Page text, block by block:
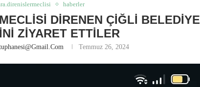
haberler
DIRENEN ÇIĞLI BELEDIYE
ZIYARET ETTILER
Temmuz 26, 2024